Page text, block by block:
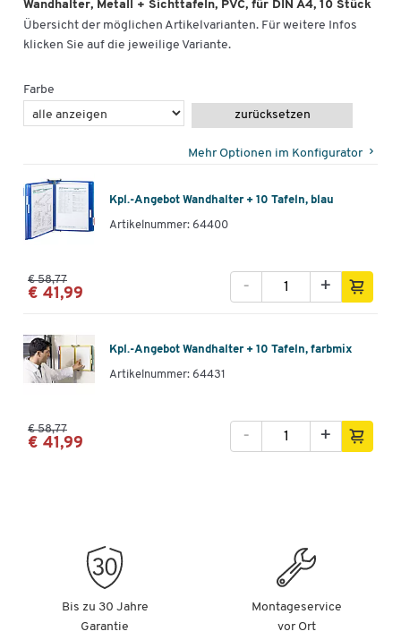
Wandhalter, Metall + Sichttafeln, PVC, für DIN A4, 10 Stück
Übersicht der möglichen Artikelvarianten. Für weitere Infos
klicken Sie auf die jeweilige Variante.
Farbe
zurücksetzen
Mehr Optionen im Konfigurator
Kpl.-Angebot Wandhalter + 10 Tafeln, blau
Artikelnummer: 64400
€ 58,77
€ 41,99 +
-
Kpl.-Angebot Wandhalter + 10 Tafeln, farbmix
Artikelnummer: 64431
€ 58,77
€ 41,99 +
-
Bis zu 30 Jahre
Garantie
Montageservice
vor Ort